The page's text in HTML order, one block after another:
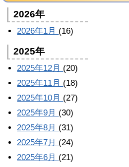
2026年
2026年1月 (16)
2025年
2025年12月 (20)
2025年11月 (18)
2025年10月 (27)
2025年9月 (30)
2025年8月 (31)
2025年7月 (24)
2025年6月 (21)